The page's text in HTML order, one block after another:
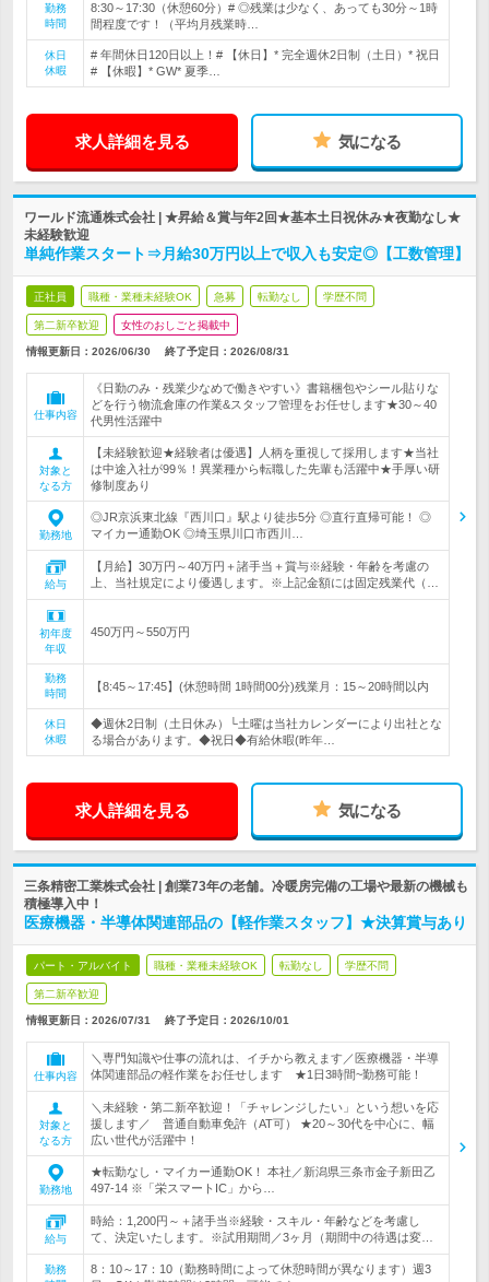
勤務
時間
8:30～17:30（休憩60分）# ◎残業は少なく、あっても30分～1時
間程度です！（平均月残業時…
休日
休暇
# 年間休日120日以上！# 【休日】* 完全週休2日制（土日）* 祝日
# 【休暇】* GW* 夏季…
求人詳細を見る 気になる
ワールド流通株式会社 | ★昇給＆賞与年2回★基本土日祝休み★夜勤なし★
未経験歓迎
単純作業スタート⇒月給30万円以上で収入も安定◎【工数管理】
正社員 職種・業種未経験OK 急募 転勤なし 学歴不問
第二新卒歓迎 女性のおしごと掲載中
情報更新日：2026/06/30 終了予定日： 2026/08/31
仕事内容
《日勤のみ・残業少なめで働きやすい》書籍梱包やシール貼りな
どを行う物流倉庫の作業&スタッフ管理をお任せします★30～40
代男性活躍中
対象と
なる方
【未経験歓迎★経験者は優遇】人柄を重視して採用します★当社
は中途入社が99％！異業種から転職した先輩も活躍中★手厚い研
修制度あり
勤務地
◎JR京浜東北線『西川口』駅より徒歩5分 ◎直行直帰可能！ ◎
マイカー通勤OK ◎埼玉県川口市西川…
給与
【月給】30万円～40万円＋諸手当＋賞与※経験・年齢を考慮の
上、当社規定により優遇します。※上記金額には固定残業代（…
初年度
年収
450万円～550万円
勤務
時間
【8:45～17:45】(休憩時間 1時間00分)残業月：15～20時間以内
休日
休暇
◆週休2日制（土日休み）└土曜は当社カレンダーにより出社とな
る場合があります。◆祝日◆有給休暇(昨年…
求人詳細を見る 気になる
三条精密工業株式会社 | 創業73年の老舗。冷暖房完備の工場や最新の機械も
積極導入中！
医療機器・半導体関連部品の【軽作業スタッフ】★決算賞与あり
パート・アルバイト 職種・業種未経験OK 転勤なし 学歴不問
第二新卒歓迎
情報更新日：2026/07/31 終了予定日： 2026/10/01
仕事内容
＼専門知識や仕事の流れは、イチから教えます／医療機器・半導
体関連部品の軽作業をお任せします ★1日3時間~勤務可能！
対象と
なる方
＼未経験・第二新卒歓迎！「チャレンジしたい」という想いを応
援します／ 普通自動車免許（AT可） ★20～30代を中心に、幅
広い世代が活躍中！
勤務地
★転勤なし・マイカー通勤OK！ 本社／新潟県三条市金子新田乙
497-14 ※「栄スマートIC」から…
給与
時給：1,200円～＋諸手当※経験・スキル・年齢などを考慮し
て、決定いたします。※試用期間／3ヶ月（期間中の待遇は変…
勤務
8：10～17：10（勤務時間によって休憩時間が異なります）週3